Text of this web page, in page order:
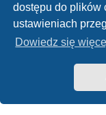
dostępu do plików
ustawieniach
Dowiedz się